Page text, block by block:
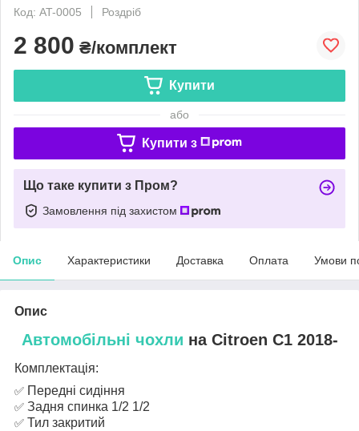
Код: AT-0005
Роздріб
2 800 ₴/комплект
Купити
або
Купити з
Що таке купити з Пром?
Замовлення під захистом
Опис Характеристики Доставка Оплата Умови
Опис
Автомобільні чохли на Citroen С1 2018-
Комплектація:
✅ Передні сидіння
✅ Задня спинка 1/2 1/2
✅ Тил закритий